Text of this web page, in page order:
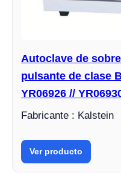
Autoclave de
pulsante de clase
YR06926 //
Fabricante : Kalstein
Ver producto